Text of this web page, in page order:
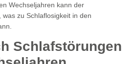
Wechseljahren kann der
zu Schlaflosigkeit in den
Schlafstörungen